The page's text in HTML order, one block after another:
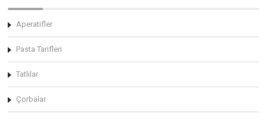
Aperatifler
Pasta Tarifleri
Tatlılar
Çorbalar